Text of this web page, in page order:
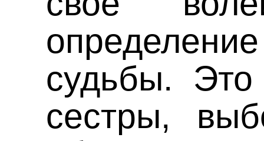
судьбы.
сестры,